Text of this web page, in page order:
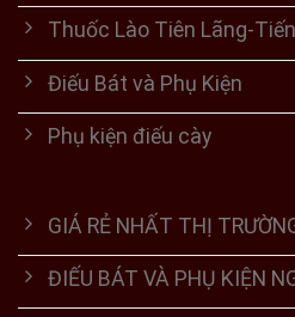
Thuốc Lào Tiên Lãng-
Điếu Bát và Phụ Kiện
Phụ kiện điếu cày
GIÁ RẺ NHẤT THỊ
ĐIẾU BÁT VÀ PHỤ KIỆN